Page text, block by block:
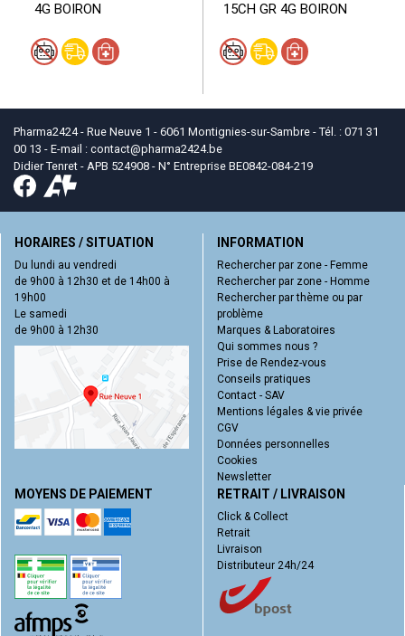
4G BOIRON
15CH GR 4G BOIRON
Pharma2424 - Rue Neuve 1 - 6061 Montignies-sur-Sambre - Tél. : 071 31
00 13 - E-mail : contact@pharma2424.be
Didier Tenret - APB 524908 - N° Entreprise BE0842-084-219
HORAIRES / SITUATION
Du lundi au vendredi
de 9h00 à 12h30 et de 14h00 à
19h00
Le samedi
de 9h00 à 12h30
INFORMATION
Rechercher par zone - Femme
Rechercher par zone - Homme
Rechercher par thème ou par
problème
Marques & Laboratoires
Qui sommes nous ?
Prise de Rendez-vous
Conseils pratiques
Contact - SAV
Mentions légales & vie privée
CGV
Données personnelles
Cookies
Newsletter
MOYENS DE PAIEMENT RETRAIT / LIVRAISON
Click & Collect
Retrait
Livraison
Distributeur 24h/24